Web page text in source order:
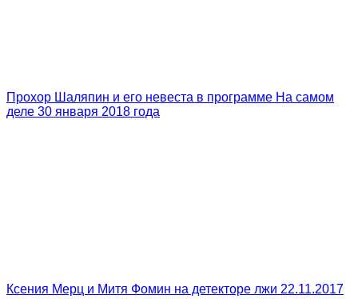
Прохор Шаляпин и его невеста в программе На самом
деле 30 января 2018 года
Ксения Мерц и Митя Фомин на детекторе лжи 22.11.2017